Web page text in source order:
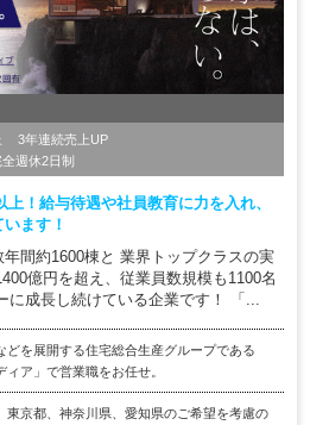
3年連続売上UP
週休2日制
！給与待遇や社員教育に力を入れ、
ます！
間約1600棟と 業界トップクラスの実
億円を超え、従業員数規模も1100名
成長し続けている企業です！ 「...
どを展開する住宅総合生産グループである
ィア」で営業職をお任せ。
東京都、神奈川県、愛知県のご希望を考慮の